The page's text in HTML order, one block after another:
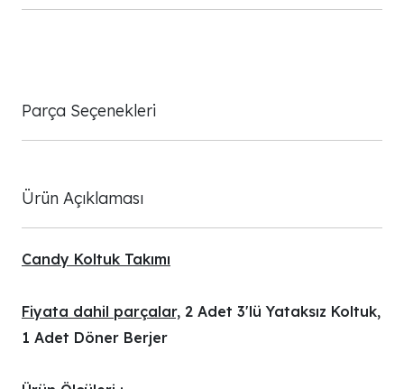
Parça Seçenekleri
Ürün Açıklaması
Candy Koltuk Takımı
Fiyata dahil parçalar, 2 Adet 3'lü Yataksız Koltuk,
1 Adet Döner Berjer